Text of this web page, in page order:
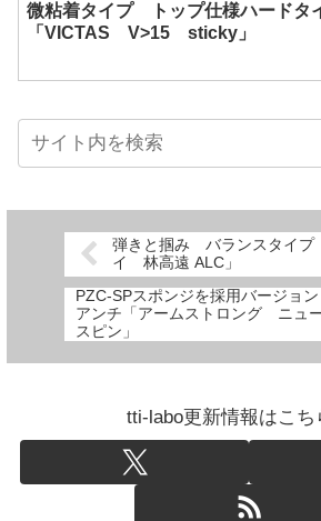
微粘着タイプ トップ仕様ハードタ
「VICTAS V>15 sticky」
弾きと掴み バランスタイプ
イ 林高遠 ALC」
PZC-SPスポンジを採用バージョ
アンチ「アームストロング ニュ
スピン」
tti-labo更新情報はこち